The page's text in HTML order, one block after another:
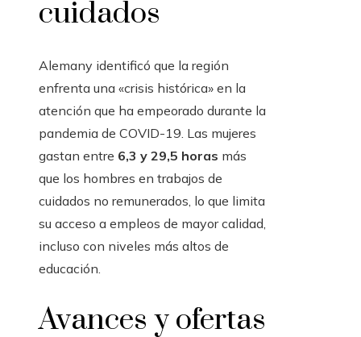
cuidados
Alemany identificó que la región
enfrenta una «crisis histórica» ​​en la
atención que ha empeorado durante la
pandemia de COVID-19. Las mujeres
gastan entre 6,3 y 29,5 horas más
que los hombres en trabajos de
cuidados no remunerados, lo que limita
su acceso a empleos de mayor calidad,
incluso con niveles más altos de
educación.
Avances y ofertas